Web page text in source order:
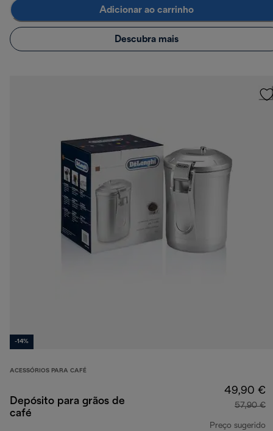
Adicionar ao carrinho
Descubra mais
-14%
ACESSÓRIOS PARA CAFÉ
Depósito para grãos de
café
49,90 €
57,90 €
Preço sugerido